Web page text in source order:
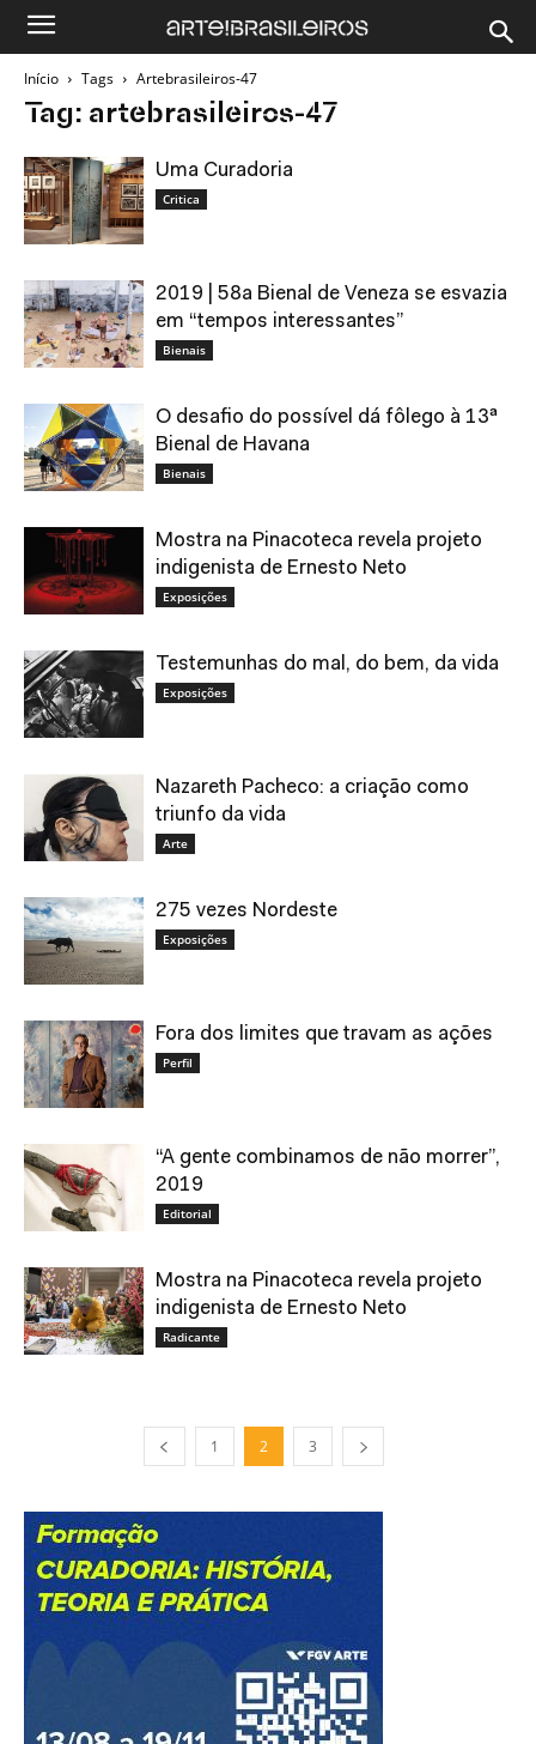
Início Tags Artebrasileiros-47
Tag: artebrasileiros-47
Uma Curadoria
Critica
2019 | 58a Bienal de Veneza se esvazia
em “tempos interessantes”
Bienais
O desafio do possível dá fôlego à 13ª
Bienal de Havana
Bienais
Mostra na Pinacoteca revela projeto
indigenista de Ernesto Neto
Exposições
Testemunhas do mal, do bem, da vida
Exposições
Nazareth Pacheco: a criação como
triunfo da vida
Arte
275 vezes Nordeste
Exposições
Fora dos limites que travam as ações
Perfil
“A gente combinamos de não morrer”,
2019
Editorial
Mostra na Pinacoteca revela projeto
indigenista de Ernesto Neto
Radicante
1 2 3